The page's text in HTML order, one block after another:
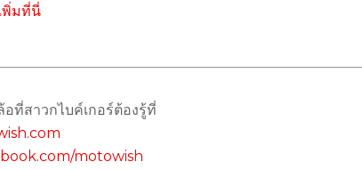
พิ่มที่นี่
อที่สาวกไบค์เกอร์ต้องรู้ที่
motowish